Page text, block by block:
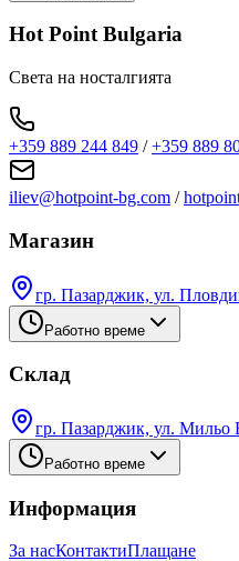
Hot Point Bulgaria
Света на носталгията
+359 889 244 849 /+359 889
iliev@hotpoint-bg.com /
Магазин
гр. Пазарджик, ул.
Работно време
Склад
гр. Пазарджик, ул. Мильо
Работно време
Информация
За насКонтактиПлащане